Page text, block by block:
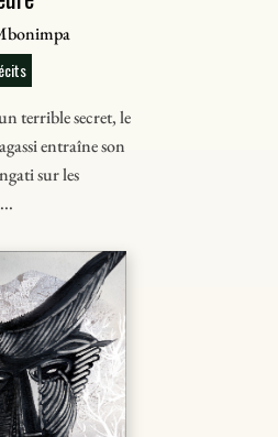
terrible secret, le
entraîne son
sur les